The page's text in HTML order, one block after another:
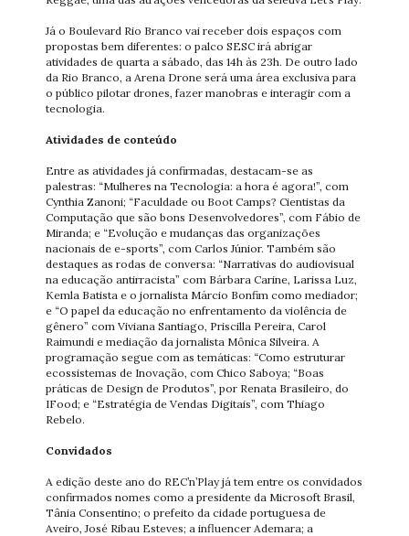
Já o Boulevard Rio Branco vai receber dois espaços com
propostas bem diferentes: o palco SESC irá abrigar
atividades de quarta a sábado, das 14h às 23h. De outro lado
da Rio Branco, a Arena Drone será uma área exclusiva para
o público pilotar drones, fazer manobras e interagir com a
tecnologia.
Atividades de conteúdo
Entre as atividades já confirmadas, destacam-se as
palestras: “Mulheres na Tecnologia: a hora é agora!”, com
Cynthia Zanoni; “Faculdade ou Boot Camps? Cientistas da
Computação que são bons Desenvolvedores”, com Fábio de
Miranda; e “Evolução e mudanças das organizações
nacionais de e-sports”, com Carlos Júnior. Também são
destaques as rodas de conversa: “Narrativas do audiovisual
na educação antirracista” com Bárbara Carine, Larissa Luz,
Kemla Batista e o jornalista Márcio Bonfim como mediador;
e “O papel da educação no enfrentamento da violência de
gênero” com Viviana Santiago, Priscilla Pereira, Carol
Raimundi e mediação da jornalista Mônica Silveira. A
programação segue com as temáticas: “Como estruturar
ecossistemas de Inovação, com Chico Saboya; “Boas
práticas de Design de Produtos”, por Renata Brasileiro, do
IFood; e “Estratégia de Vendas Digitais”, com Thiago
Rebelo.
Convidados
A edição deste ano do REC’n’Play já tem entre os convidados
confirmados nomes como a presidente da Microsoft Brasil,
Tânia Consentino; o prefeito da cidade portuguesa de
Aveiro, José Ribau Esteves; a influencer Ademara; a